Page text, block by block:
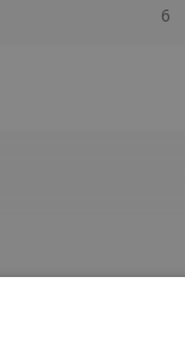
6